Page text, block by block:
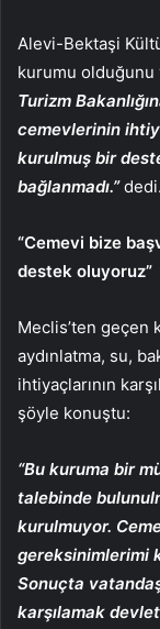
Alevi-Bektaşi
kurumu olduğunu
Turizm
cemevlerinin
kurulmuş bir
bağlanmadı.”dedi.
“Cemevi bize
destek oluyoruz”
Meclis’ten geçen
aydınlatma, su,
ihtiyaçlarının
şöyle konuştu:
“Bu kuruma bir
talebinde
kurulmuyor.
gereksinimlerimi
Sonuçta
karşılamak